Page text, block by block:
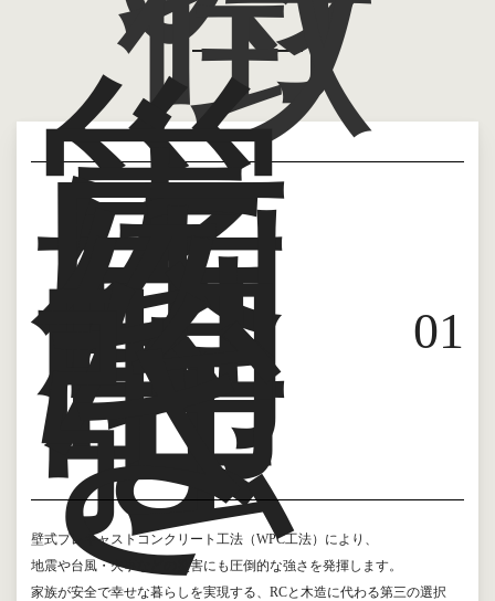
災
害
に
圧
倒
的
な
強
さ 01
壁式プレキャストコンクリート工法（WPC工法）により、
地震や台風・火事などの災害にも圧倒的な強さを発揮します。
家族が安全で幸せな暮らしを実現する、RCと木造に代わる第三の選択